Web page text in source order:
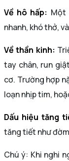
Về hô hấp: Một
nhanh, khó thở,
Về thần kinh:
tay chân, run
cơ. Trường hợp
loạn nhịp tim,
Dấu hiệu tăng
tăng tiết như
Chú ý: Khi nghi